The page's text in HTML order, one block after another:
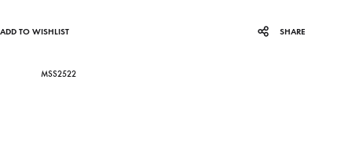
ADD TO WISHLIST SHARE
MSS2522